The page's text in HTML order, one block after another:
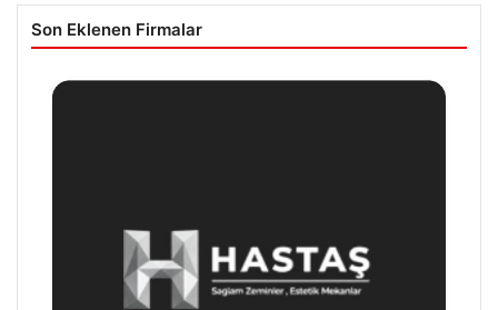
Son Eklenen Firmalar